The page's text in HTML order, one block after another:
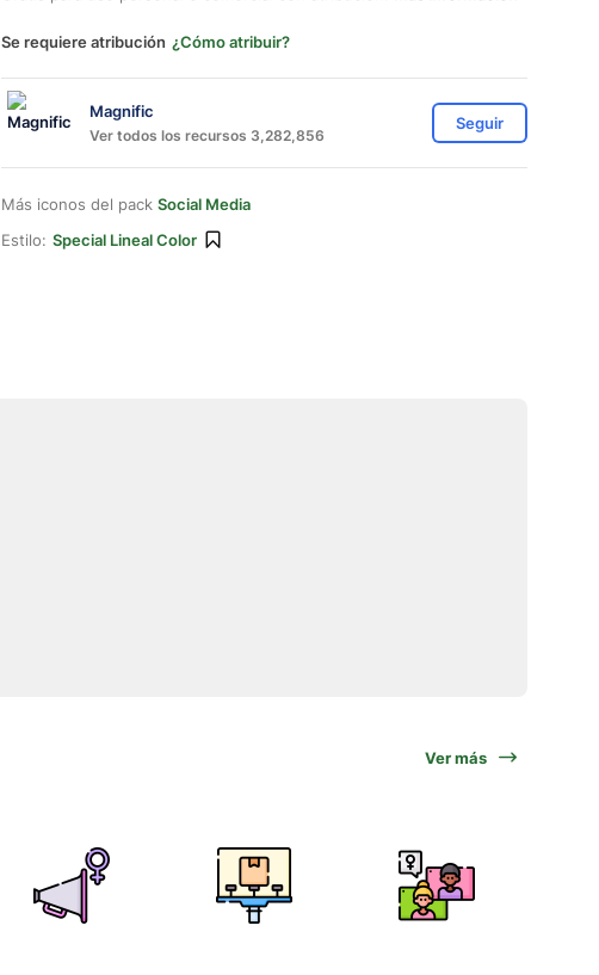
Se requiere atribución ¿Cómo atribuir?
Magnific
Ver todos los recursos 3,282,856
Seguir
Más iconos del pack Social Media
Estilo: Special Lineal Color
Ver más